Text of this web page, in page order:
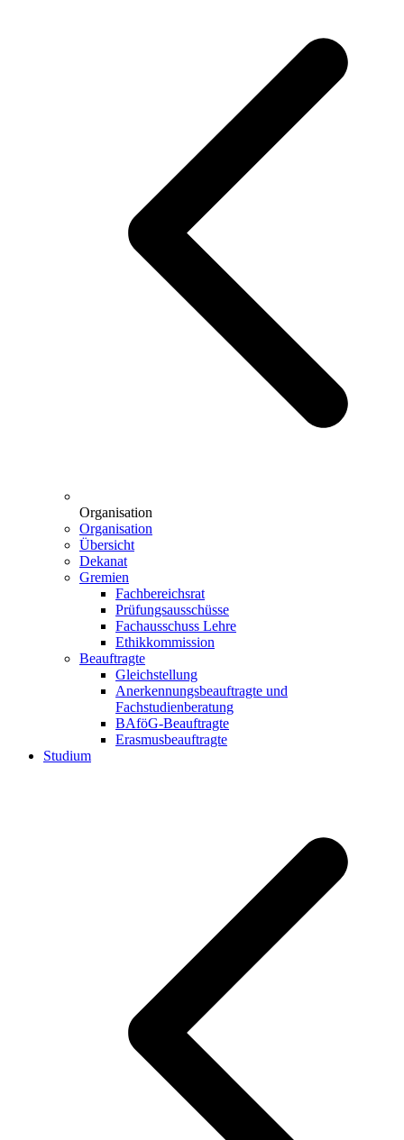
Organisation
Organisation
Übersicht
Dekanat
Gremien
Fachbereichsrat
Prüfungsausschüsse
Fachausschuss Lehre
Ethikkommission
Beauftragte
Gleichstellung
Anerkennungsbeauftragte und
Fachstudienberatung
BAföG-Beauftragte
Erasmusbeauftragte
Studium